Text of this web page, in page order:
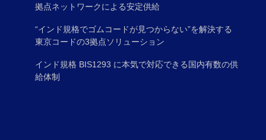
拠点ネットワークによる安定供給
“インド規格でゴムコードが見つからない”を解決する
東京コードの3拠点ソリューション
インド規格 BIS1293 に本気で対応できる国内有数の供
給体制